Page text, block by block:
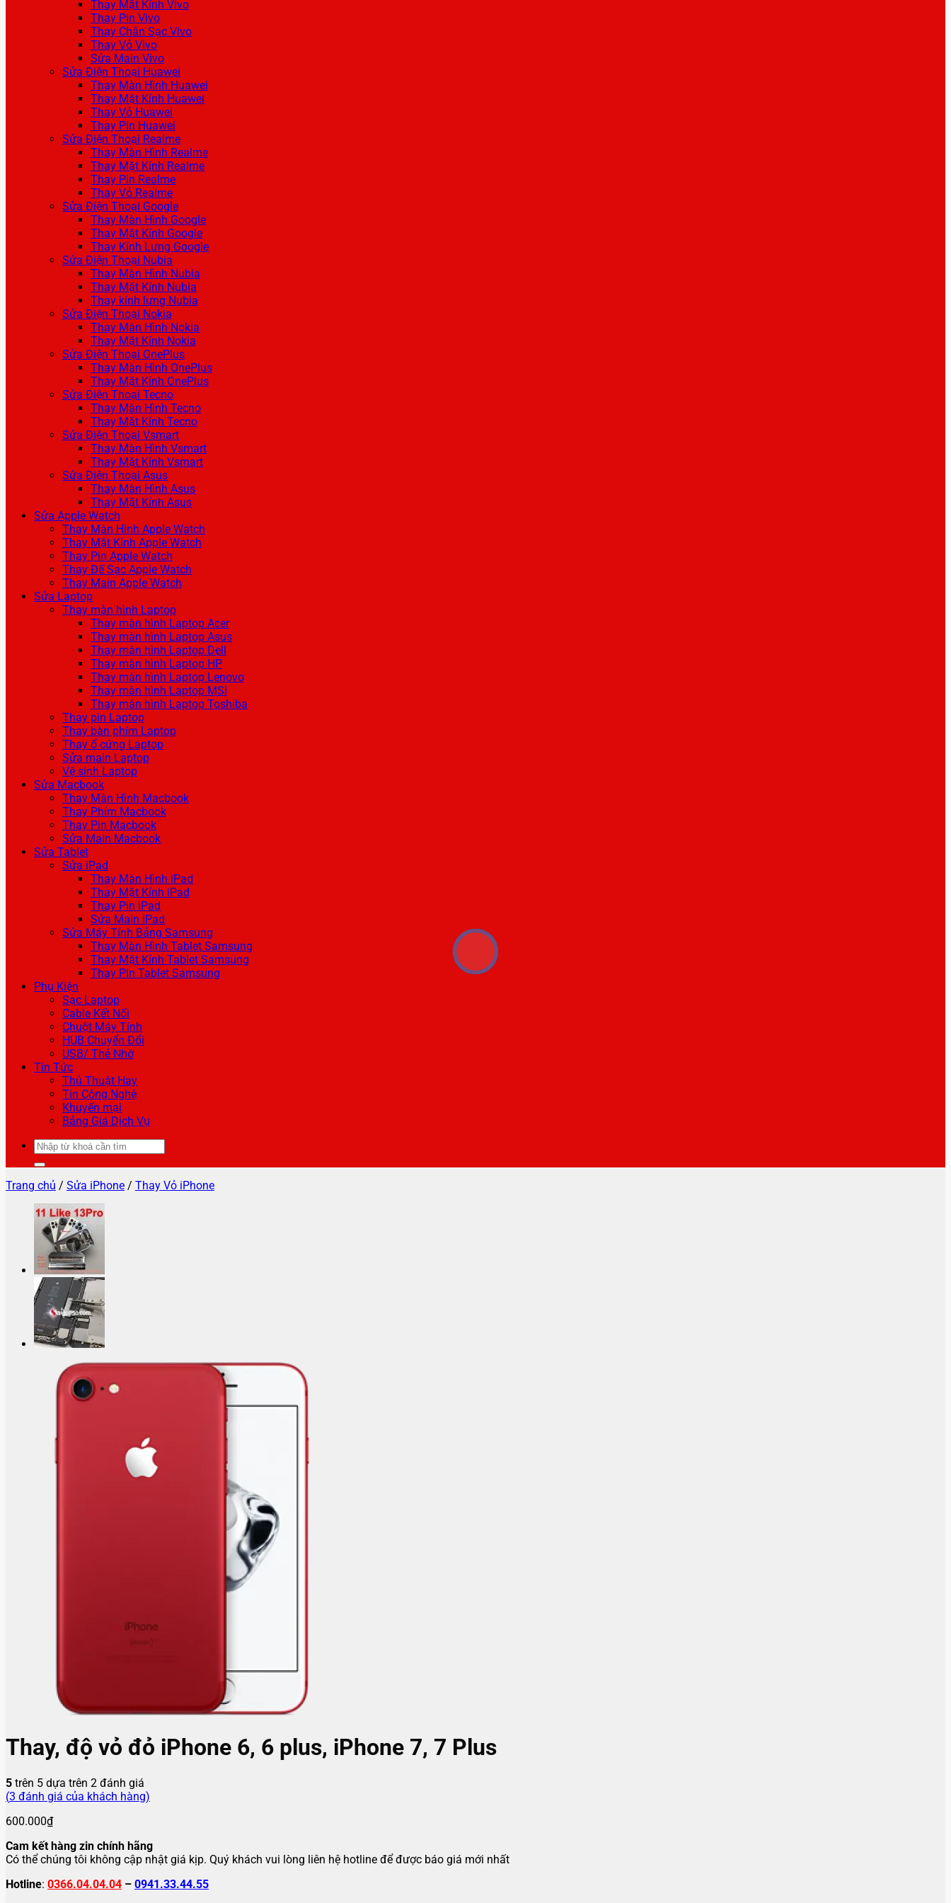
Thay Mặt Kính Vivo
Thay Pin Vivo
Thay Chân Sạc Vivo
Thay Vỏ Vivo
Sửa Main Vivo
Sửa Điện Thoại Huawei
Thay Màn Hình Huawei
Thay Mặt Kính Huawei
Thay Vỏ Huawei
Thay Pin Huawei
Sửa Điện Thoại Realme
Thay Màn Hình Realme
Thay Mặt Kính Realme
Thay Pin Realme
Thay Vỏ Realme
Sửa Điện Thoại Google
Thay Màn Hình Google
Thay Mặt Kính Google
Thay Kính Lưng Google
Sửa Điện Thoại Nubia
Thay Màn Hình Nubia
Thay Mặt Kính Nubia
Thay kính lưng Nubia
Sửa Điện Thoại Nokia
Thay Màn Hình Nokia
Thay Mặt Kính Nokia
Sửa Điện Thoại OnePlus
Thay Màn Hình OnePlus
Thay Mặt Kính OnePlus
Sửa Điện Thoại Tecno
Thay Màn Hình Tecno
Thay Mặt Kính Tecno
Sửa Điện Thoại Vsmart
Thay Màn Hình Vsmart
Thay Mặt Kính Vsmart
Sửa Điện Thoại Asus
Thay Màn Hình Asus
Thay Mặt Kính Asus
Sửa Apple Watch
Thay Màn Hình Apple Watch
Thay Mặt Kính Apple Watch
Thay Pin Apple Watch
Thay Đế Sạc Apple Watch
Thay Main Apple Watch
Sửa Laptop
Thay màn hình Laptop
Thay màn hình Laptop Acer
Thay màn hình Laptop Asus
Thay màn hình Laptop Dell
Thay màn hình Laptop HP
Thay màn hình Laptop Lenovo
Thay màn hình Laptop MSI
Thay màn hình Laptop Toshiba
Thay pin Laptop
Thay bàn phím Laptop
Thay ổ cứng Laptop
Sửa main Laptop
Vệ sinh Laptop
Sửa Macbook
Thay Màn Hình Macbook
Thay Phím Macbook
Thay Pin Macbook
Sửa Main Macbook
Sửa Tablet
Sửa iPad
Thay Màn Hình iPad
Thay Mặt Kính iPad
Thay Pin iPad
Sửa Main iPad
Sửa Máy Tính Bảng Samsung
Thay Màn Hình Tablet Samsung
Thay Mặt Kính Tablet Samsung
Thay Pin Tablet Samsung
Phụ Kiện
Sạc Laptop
Cable Kết Nối
Chuột Máy Tính
HUB Chuyển Đổi
USB/ Thẻ Nhớ
Tin Tức
Thủ Thuật Hay
Tin Công Nghệ
Khuyến mại
Bảng Giá Dịch Vụ
Tìm
kiếm:
Trang chủ / Sửa iPhone / Thay Vỏ iPhone
Thay, độ vỏ đỏ iPhone 6, 6 plus, iPhone 7, 7 Plus
5 trên 5 dựa trên 2 đánh giá
(3 đánh giá của khách hàng)
600.000₫
Cam kết hàng zin chính hãng
Có thể chúng tôi không cập nhật giá kịp. Quý khách vui lòng liên hệ hotline để được báo giá mới nhất
Hotline: 0366.04.04.04 – 0941.33.44.55